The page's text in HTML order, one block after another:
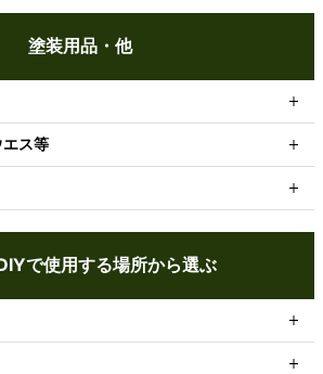
塗装用品・他
ス等
で使用する場所から選ぶ